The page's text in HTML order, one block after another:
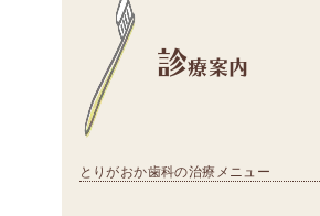
診療案内
とりがおか歯科の治療メニュー